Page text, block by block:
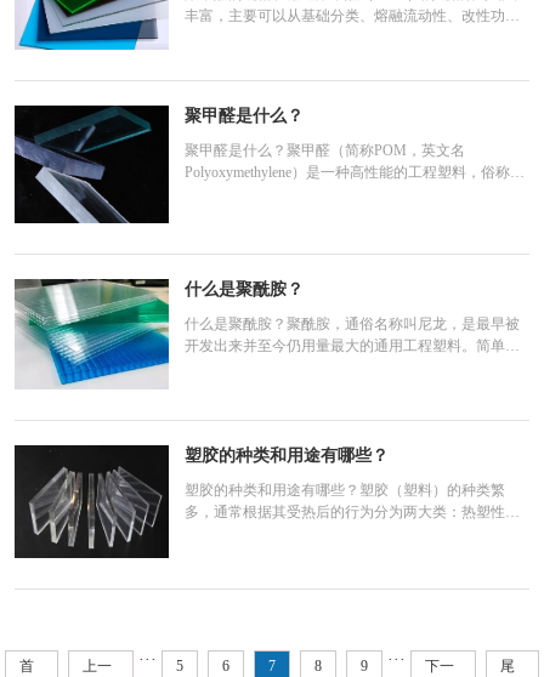
丰富，主要可以从基础分类、熔融流动性、改性功
心的规格逻辑是通用的。1. 按基础分子结构分类这是
POM最根本的分类方式，决定了材料的基础性能倾
向。规
聚甲醛是什么？
聚甲醛是什么？聚甲醛（简称POM，英文名
Polyoxymethylene）是一种高性能的工程塑料，俗称
蠕变性和耐疲劳性在塑料中非常突出。耐磨与自润滑
什么是聚酰胺？
什么是聚酰胺？聚酰胺，通俗名称叫尼龙，是最早被
开发出来并至今仍用量最大的通用工程塑料。简单来
以
塑胶的种类和用途有哪些？
塑胶的种类和用途有哪些？塑胶（塑料）的种类繁
多，通常根据其受热后的行为分为两大类：热塑性塑
首 上一 ··· 5 6 7 8 9 ··· 下一 尾